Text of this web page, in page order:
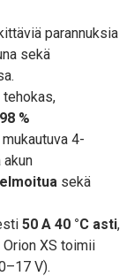
parannuksia
sekä
tehokas,
98 %
4-
sekä
50 A 40 °C asti,
XS toimii
V).